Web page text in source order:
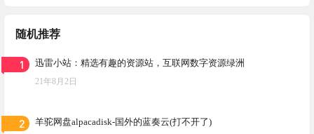
随机推荐
1 迅雷小站：精选有趣的资源站，互联网数字资源绿洲
21年8月2日
2 羊驼网盘alpacadisk-国外的蓝奏云(打不开了)